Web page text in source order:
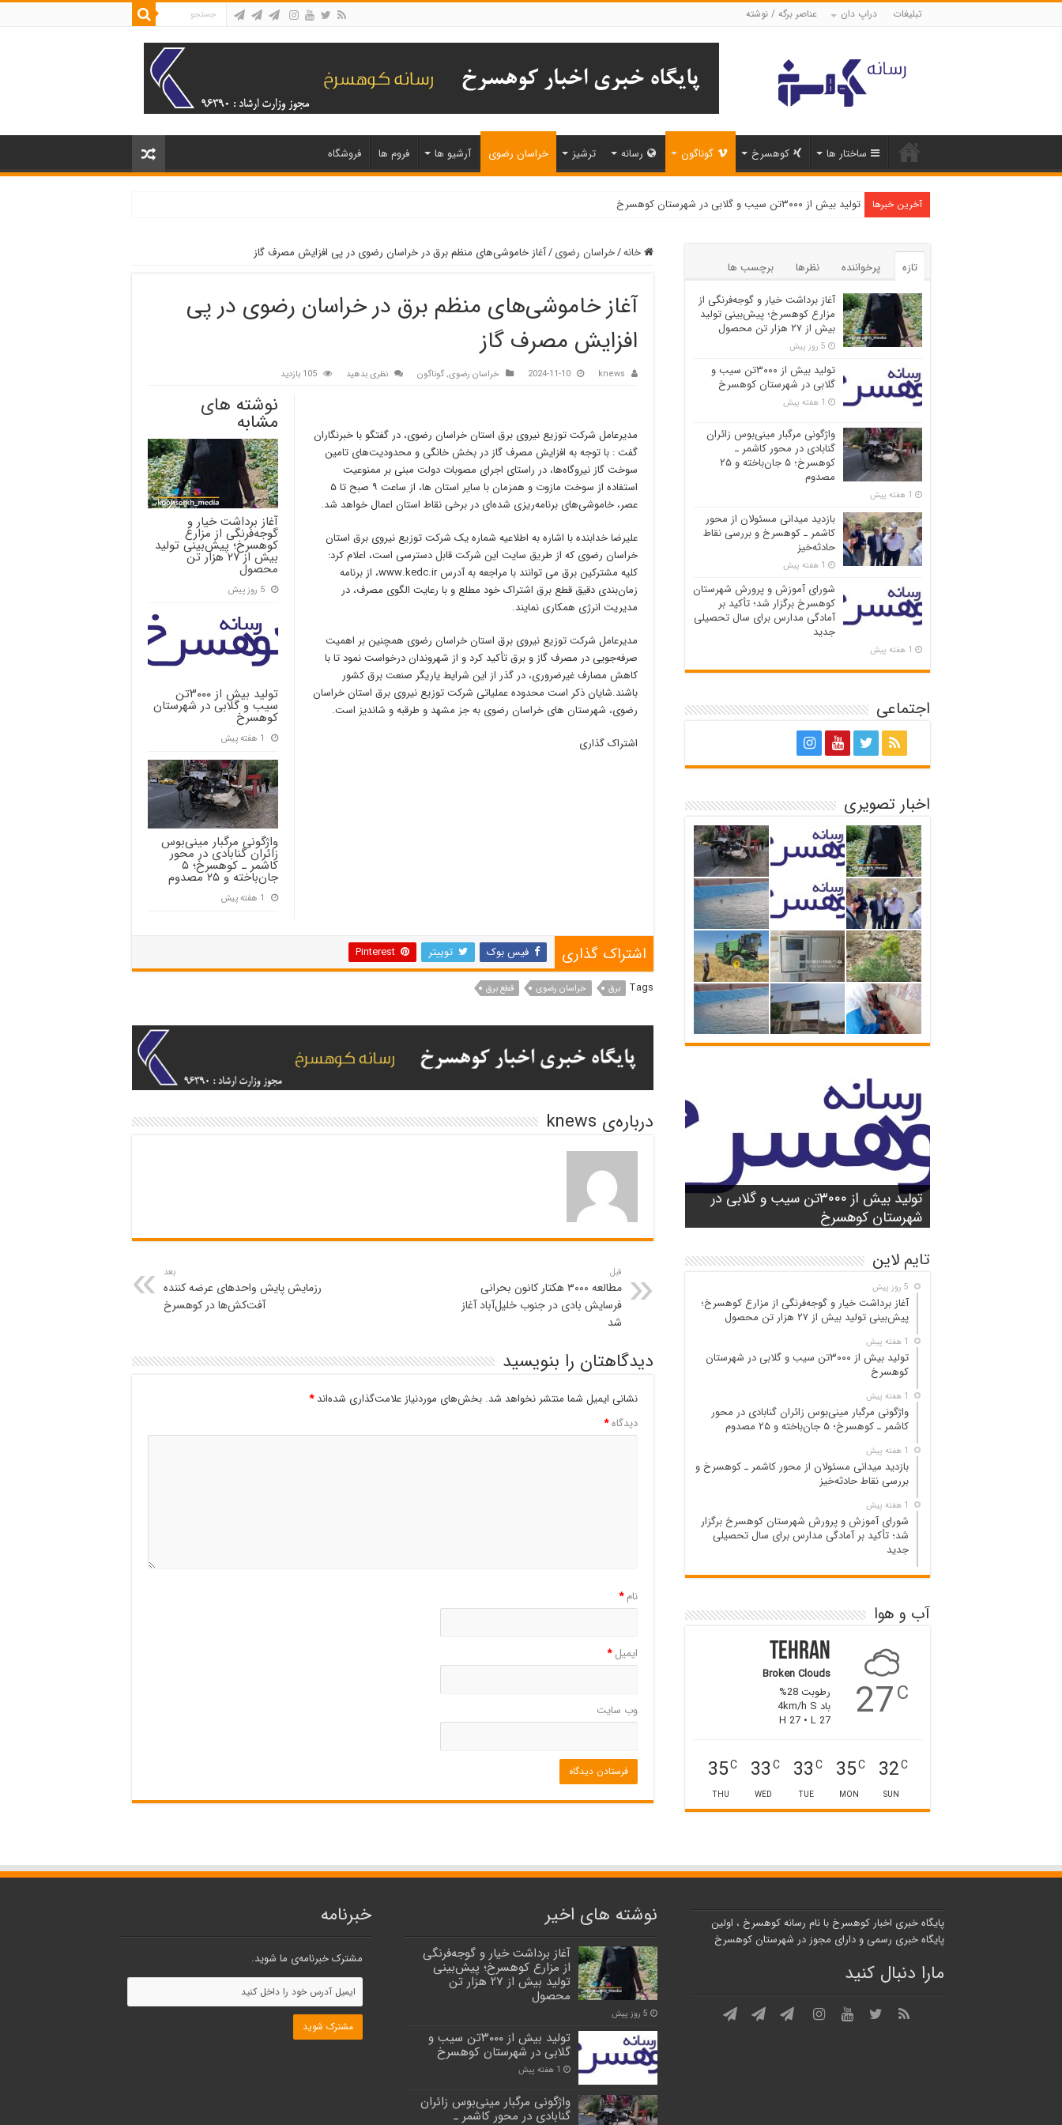
تبلیغات دراپ دان عناصر برگه / نوشته
ساختار ها کوهسرخ گوناگون رسانه ترشیز خراسان رضوی آرشیو ها فروم ها فروشگاه
آخرین خبرها تولید بیش از ۳۰۰۰تن سیب و گلابی در شهرستان کوهسرخ
خانه/خراسان رضوی/آغاز خاموشی‌های منظم برق در خراسان رضوی در پی افزایش مصرف گاز
آغاز خاموشی‌های منظم برق در خراسان رضوی در پی
افزایش مصرف گاز
knews
2024-11-10 خراسان رضوی,گوناگون نظری بدهید 105 بازدید
نوشته های
مشابه
آغاز برداشت خیار و
گوجه‌فرنگی از مزارع
کوهسرخ؛ پیش‌بینی تولید
بیش از ۲۷ هزار تن
محصول
5 روز پیش
تولید بیش از ۳۰۰۰تن
سیب و گلابی در شهرستان
کوهسرخ
1 هفته پیش
واژگونی مرگبار مینی‌بوس
زائران گنابادی در محور
کاشمر ـ کوهسرخ؛ ۵
جان‌باخته و ۲۵ مصدوم
1 هفته پیش
مدیرعامل شرکت توزیع نیروی برق استان خراسان رضوی، در گفتگو با خبرنگاران
گفت : با توجه به افزایش مصرف گاز در بخش خانگی و محدودیت‌های تامین
سوخت گاز نیروگاه‌ها، در راستای اجرای مصوبات دولت مبنی بر ممنوعیت
استفاده از سوخت مازوت و همزمان با سایر استان ها، از ساعت ۹ صبح تا ۵
عصر، خاموشی‌های برنامه‌ریزی شده‌ای در برخی نقاط استان اعمال خواهد شد.
علیرضا خدابنده با اشاره به اطلاعیه شماره یک شرکت توزیع نیروی برق استان
خراسان رضوی که از طریق سایت این شرکت قابل دسترسی است، اعلام کرد:
کلیه مشترکین برق می توانند با مراجعه به آدرس www.kedc.ir، از برنامه
زمان‌بندی دقیق قطع برق اشتراک خود مطلع و با رعایت الگوی مصرف، در
مدیریت انرژی همکاری نمایند.
مدیرعامل شرکت توزیع نیروی برق استان خراسان رضوی همچنین بر اهمیت
صرفه‌جویی در مصرف گاز و برق تأکید کرد و از شهروندان درخواست نمود تا با
کاهش مصارف غیرضروری، در گذر از این شرایط یاریگر صنعت برق کشور
باشند.شایان ذکر است محدوده عملیاتی شرکت توزیع نیروی برق استان خراسان
رضوی، شهرستان های خراسان رضوی به جز مشهد و طرقبه و شاندیز است.
اشتراک گذاری
اشتراک گذاری فیس بوک توییتر Pinterest
Tags برق خراسان رضوی قطع برق
درباره‌ی knews
قبل
مطالعه ۳۰۰۰ هکتار کانون بحرانی
فرسایش بادی در جنوب خلیل‌آباد آغاز
شد
بعد
رزمایش پایش واحدهای عرضه کننده
آفت‌کش‌ها در کوهسرخ
دیدگاهتان را بنویسید
نشانی ایمیل شما منتشر نخواهد شد. بخش‌های موردنیاز علامت‌گذاری شده‌اند*
دیدگاه*
نام*
ایمیل*
وب‌ سایت
تازه پرخواننده نظرها
برچسب ها
آغاز برداشت خیار و گوجه‌فرنگی از
مزارع کوهسرخ؛ پیش‌بینی تولید
بیش از ۲۷ هزار تن محصول
5 روز پیش
تولید بیش از ۳۰۰۰تن سیب و
گلابی در شهرستان کوهسرخ
1 هفته پیش
واژگونی مرگبار مینی‌بوس زائران
گنابادی در محور کاشمر ـ
کوهسرخ؛ ۵ جان‌باخته و ۲۵
مصدوم
1 هفته پیش
بازدید میدانی مسئولان از محور
کاشمر ـ کوهسرخ و بررسی نقاط
حادثه‌خیز
1 هفته پیش
شورای آموزش و پرورش شهرستان
کوهسرخ برگزار شد؛ تأکید بر
آمادگی مدارس برای سال تحصیلی
جدید
1 هفته پیش
اجتماعی
اخبار تصویری
آغاز برداشت خیار و گوجه‌فرنگی از مزارع
کوهسرخ؛ پیش‌بینی تولید بیش از ۲۷ هزار
تن محصول
تولید بیش از ۳۰۰۰تن سیب و گلابی در
شهرستان کوهسرخ
واژگونی مرگبار مینی‌بوس زائران گنابادی
در محور کاشمر ـ کوهسرخ؛ ۵ جان‌باخته و
۲۵ مصدوم
بازدید میدانی مسئولان از محور کاشمر ـ
کوهسرخ و بررسی نقاط حادثه‌خیز
شورای آموزش و پرورش شهرستان
کوهسرخ برگزار شد؛ تأکید بر آمادگی
مدارس برای سال تحصیلی جدید
تایم لاین
5 روز پیش
آغاز برداشت خیار و گوجه‌فرنگی از مزارع کوهسرخ؛
پیش‌بینی تولید بیش از ۲۷ هزار تن محصول
1 هفته پیش
تولید بیش از ۳۰۰۰تن سیب و گلابی در شهرستان
کوهسرخ
1 هفته پیش
واژگونی مرگبار مینی‌بوس زائران گنابادی در محور
کاشمر ـ کوهسرخ؛ ۵ جان‌باخته و ۲۵ مصدوم
1 هفته پیش
بازدید میدانی مسئولان از محور کاشمر ـ کوهسرخ و
بررسی نقاط حادثه‌خیز
1 هفته پیش
شورای آموزش و پرورش شهرستان کوهسرخ برگزار
شد؛ تأکید بر آمادگی مدارس برای سال تحصیلی
جدید
آب و هوا
27C
Tehran
Broken Clouds
رطوبت 28%
باد 4km/h S
H 27 • L 27
32C
SUN
35C
MON
33C
TUE
33C
WED
35C
THU
پایگاه خبری اخبار کوهسرخ با نام رسانه کوهسرخ ، اولین
پایگاه خبری رسمی و دارای مجوز در شهرستان کوهسرخ
مارا دنبال کنید
نوشته های اخیر
آغاز برداشت خیار و گوجه‌فرنگی
از مزارع کوهسرخ؛ پیش‌بینی
تولید بیش از ۲۷ هزار تن
محصول
5 روز پیش
تولید بیش از ۳۰۰۰تن سیب و
گلابی در شهرستان کوهسرخ
1 هفته پیش
واژگونی مرگبار مینی‌بوس زائران
گنابادی در محور کاشمر ـ
خبرنامه
مشترک خبرنامه‌ی ما شوید.